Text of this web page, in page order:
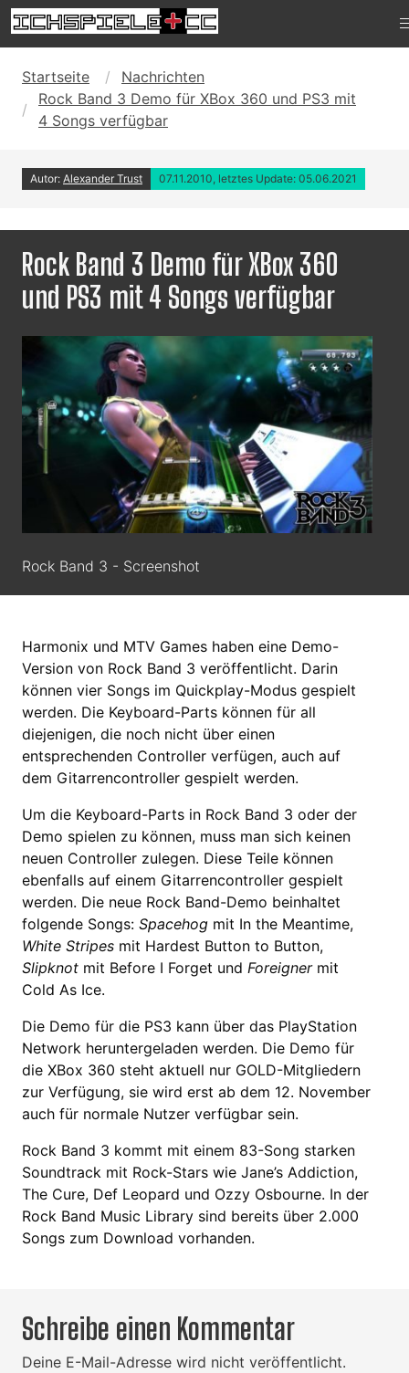
Startseite
Nachrichten
Rock Band 3 Demo für XBox 360 und PS3 mit
4 Songs verfügbar
Autor: Alexander Trust 07.11.2010, letztes Update: 05.06.2021
Rock Band 3 Demo für XBox 360
und PS3 mit 4 Songs verfügbar
Rock Band 3 - Screenshot
Harmonix und MTV Games haben eine Demo-
Version von Rock Band 3 veröffentlicht. Darin
können vier Songs im Quickplay-Modus gespielt
werden. Die Keyboard-Parts können für all
diejenigen, die noch nicht über einen
entsprechenden Controller verfügen, auch auf
dem Gitarrencontroller gespielt werden.
Um die Keyboard-Parts in Rock Band 3 oder der
Demo spielen zu können, muss man sich keinen
neuen Controller zulegen. Diese Teile können
ebenfalls auf einem Gitarrencontroller gespielt
werden. Die neue Rock Band-Demo beinhaltet
folgende Songs: Spacehog mit In the Meantime,
White Stripes mit Hardest Button to Button,
Slipknot mit Before I Forget und Foreignermit
Cold As Ice.
Die Demo für die PS3 kann über das PlayStation
Network heruntergeladen werden. Die Demo für
die XBox 360 steht aktuell nur GOLD-Mitgliedern
zur Verfügung, sie wird erst ab dem 12. November
auch für normale Nutzer verfügbar sein.
Rock Band 3 kommt mit einem 83-Song starken
Soundtrack mit Rock-Stars wie Jane’s Addiction,
The Cure, Def Leopard und Ozzy Osbourne. In der
Rock Band Music Library sind bereits über 2.000
Songs zum Download vorhanden.
Schreibe einen Kommentar
Deine E-Mail-Adresse wird nicht veröffentlicht.